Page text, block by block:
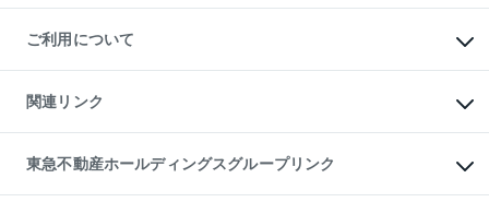
ご紹介・再契約特典
入居者様専用-各種ご案内（賃貸）
東急こすもす会「こすもすWeb」
ご利用について
金融商品取引について
東急リバブル ソーシャルメディアポリシー
ご意見・お問い合わせ（金融商品取引専用の相談・お問い合わせ窓口）
ダイレクトメール（郵送物）・Eメールなどの送付停止について
関連リンク
これからご結婚される方に東急百貨店のブライダルクラブ
人材サービスのご用命は 東急リバブルスタッフ株式会社まで
東北の逸品を贈ります 東北すぐれものセレクション
東急不動産ホールディングスグループリンク